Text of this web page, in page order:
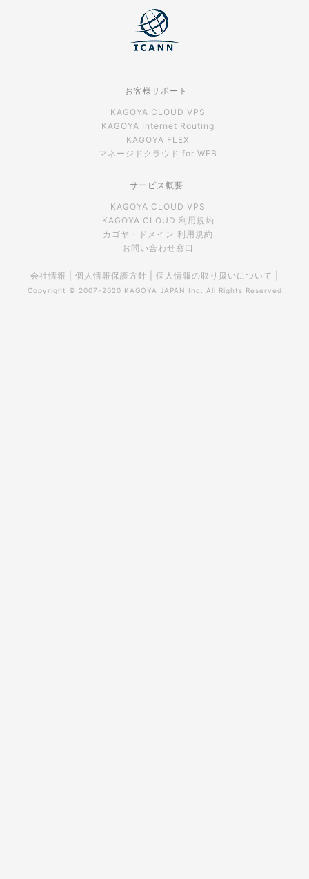
お客様サポート
KAGOYA CLOUD VPS
KAGOYA Internet Routing
KAGOYA FLEX
マネージドクラウド for WEB
サービス概要
KAGOYA CLOUD VPS
KAGOYA CLOUD 利用規約
カゴヤ・ドメイン 利用規約
お問い合わせ窓口
会社情報 個人情報保護方針 個人情報の取り扱いについて
Copyright © 2007-2020 KAGOYA JAPAN Inc. All Rights Reserved.